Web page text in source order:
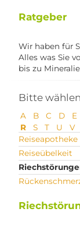
Ratgeber
Wir haben für
Alles was Sie
bis zu
Bitte
A B C D E
R
S T U V
Reiseapotheke
Reiseübelkeit